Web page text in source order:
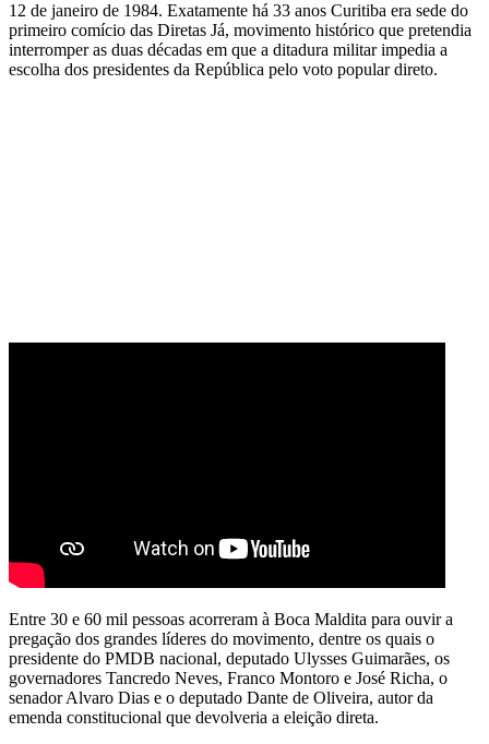
12 de janeiro de 1984. Exatamente há 33 anos Curitiba era sede do
primeiro comício das Diretas Já, movimento histórico que pretendia
interromper as duas décadas em que a ditadura militar impedia a
escolha dos presidentes da República pelo voto popular direto.
Entre 30 e 60 mil pessoas acorreram à Boca Maldita para ouvir a
pregação dos grandes líderes do movimento, dentre os quais o
presidente do PMDB nacional, deputado Ulysses Guimarães, os
governadores Tancredo Neves, Franco Montoro e José Richa, o
senador Alvaro Dias e o deputado Dante de Oliveira, autor da
emenda constitucional que devolveria a eleição direta.